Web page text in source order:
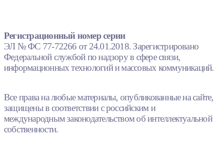
Регистрационный номер серии
ЭЛ № ФС 77-72266 от 24.01.2018. Зарегистрировано
Федеральной службой по надзору в сфере связи,
информационных технологий и массовых коммуникаций.
Все права на любые материалы, опубликованные на сайте,
защищены в соответствии с российским и
международным законодательством об интеллектуальной
собственности.